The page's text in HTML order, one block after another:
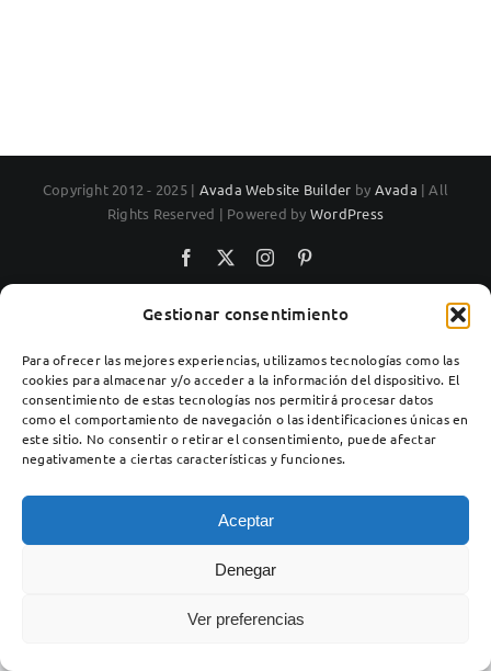
Gestionar consentimiento
Para ofrecer las mejores experiencias, utilizamos tecnologías como las
cookies para almacenar y/o acceder a la información del dispositivo. El
consentimiento de estas tecnologías nos permitirá procesar datos
como el comportamiento de navegación o las identificaciones únicas en
este sitio. No consentir o retirar el consentimiento, puede afectar
negativamente a ciertas características y funciones.
Aceptar
Denegar
Ver preferencias
Copyright 2012 - 2025 | Avada Website Builder by Avada | All
Rights Reserved | Powered by WordPress
Facebook Instagram